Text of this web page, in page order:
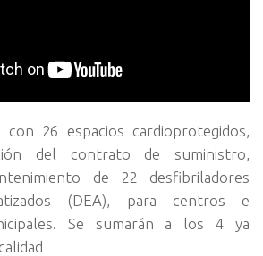
con 26 espacios cardioprotegidos,
del contrato de suministro,
de 22 desfibriladores
(DEA), para centros e
Se sumarán a los 4 ya